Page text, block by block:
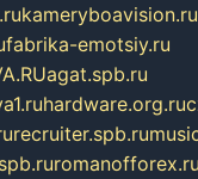
kameryboavision.ru
fabrika-emotsiy.ru
agat.spb.ru
hardware.org.ru
recruiter.spb.ru
romanofforex.ru